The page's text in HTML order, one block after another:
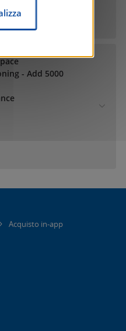
- Add 5000
Acquisto in-app